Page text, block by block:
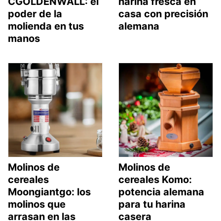
poder de la
molienda en tus
manos
casa con precisión
alemana
Molinos de
cereales
Moongiantgo: los
molinos que
arrasan en las
Molinos de
cereales Komo:
potencia alemana
para tu harina
casera